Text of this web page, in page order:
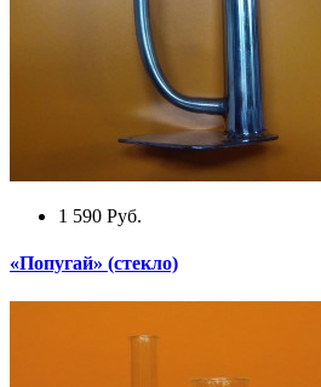
1 590 Руб.
«Попугай» (стекло)